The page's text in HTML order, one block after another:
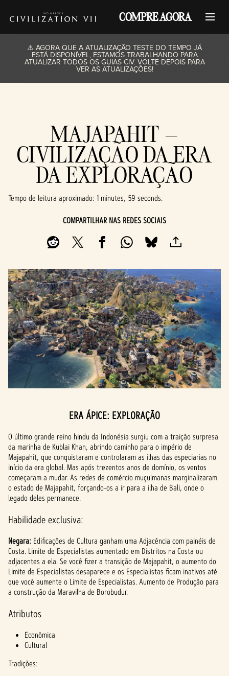
COMPRE AGORA
⚠️ AGORA QUE A ATUALIZAÇÃO TESTE DO TEMPO JÁ
ESTÁ DISPONÍVEL, ESTAMOS TRABALHANDO PARA
ATUALIZAR TODOS OS GUIAS CIV. VOLTE DEPOIS PARA
VER AS ATUALIZAÇÕES!
MAJAPAHIT –
CIVILIZAÇÃO DA ERA
DA EXPLORAÇÃO
Tempo de leitura aproximado 1 minutes, 59 seconds
COMPARTILHAR NAS REDES SOCIAIS
ERA ÁPICE: EXPLORAÇÃO
O último grande reino hindu da Indonésia surgiu com a traição surpresa
da marinha de Kublai Khan, abrindo caminho para o império de
Majapahit, que conquistaram e controlaram as ilhas das especiarias no
início da era global. Mas após trezentos anos de domínio, os ventos
começaram a mudar. As redes de comércio muçulmanas marginalizaram
o estado de Majapahit, forçando-os a ir para a ilha de Bali, onde o
legado deles permanece.
Habilidade exclusiva:
Negara: Edificações de Cultura ganham uma Adjacência com painéis de
Costa. Limite de Especialistas aumentado em Distritos na Costa ou
adjacentes a ela. Se você fizer a transição de Majapahit, o aumento do
Limite de Especialistas desaparece e os Especialistas ficam inativos até
que você aumente o Limite de Especialistas. Aumento de Produção para
a construção da Maravilha de Borobudur.
Atributos
Econômica
Cultural
Tradições: